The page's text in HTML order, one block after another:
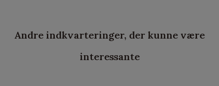
Andre indkvarteringer, der kunne være
interessante